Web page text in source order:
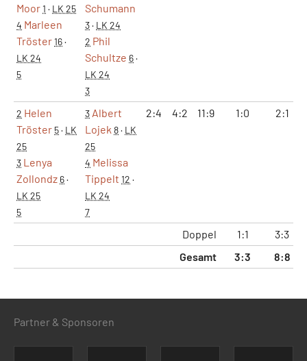
Moor1 · LK 25
4 Marleen
Tröster16·
LK 24
5
Schumann
3· LK 24
2 Phil
Schultze 6·
LK 24
3
2 Helen
Tröster 5· LK
25
3 Lenya
Zollondz 6·
LK 25
5
3 Albert
Lojek 8· LK
25
4 Melissa
Tippelt 12 ·
LK 24
7
2:4 4:2 11:9 1:0 2:1
Doppel 1:1 3:3
Gesamt
3:3 8:8
Partner & Sponsoren